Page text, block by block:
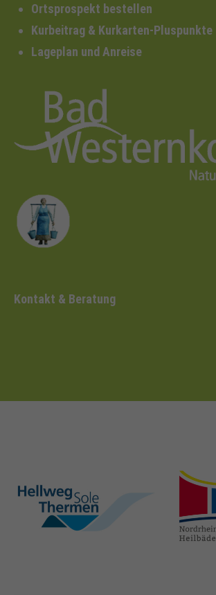
Ortsprospekt bestellen
Kurbeitrag & Kurkarten-Pluspunkte
Lageplan und Anreise
Kontakt & Beratung
hellweg-sole-
thermen.de